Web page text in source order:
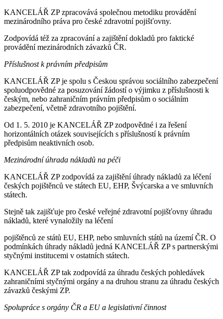
KANCELÁŘ ZP zpracovává společnou metodiku provádění
mezinárodního práva pro české zdravotní pojišťovny.
Zodpovídá též za zpracování a zajištění dokladů pro faktické
provádění mezinárodních závazků ČR.
Příslušnost k právním předpisům
KANCELÁŘ ZP je spolu s Českou správou sociálního zabezpečení
spoluodpovědné za posuzování žádostí o výjimku z příslušnosti k
českým, nebo zahraničním právním předpisům o sociálním
zabezpečení, včetně zdravotního pojištění.
Od 1. 5. 2010 je KANCELÁŘ ZP zodpovědné i za řešení
horizontálních otázek souvisejících s příslušností k právním
předpisům neaktivních osob.
Mezinárodní úhrada nákladů na péči
KANCELÁŘ ZP zodpovídá za zajištění úhrady nákladů za léčení
českých pojištěnců ve státech EU, EHP, Švýcarska a ve smluvních
státech.
Stejně tak zajišťuje pro české veřejné zdravotní pojišťovny úhradu
nákladů, které vynaložily na léčení
pojištěnců ze států EU, EHP, nebo smluvních států na území ČR. O
podmínkách úhrady nákladů jedná KANCELÁŘ ZP s partnerskými
styčnými institucemi v ostatních státech.
KANCELÁŘ ZP tak zodpovídá za úhradu českých pohledávek
zahraničními styčnými orgány a na druhou stranu za úhradu českých
závazků českými ZP.
Spolupráce s orgány ČR a EU a legislativní činnost